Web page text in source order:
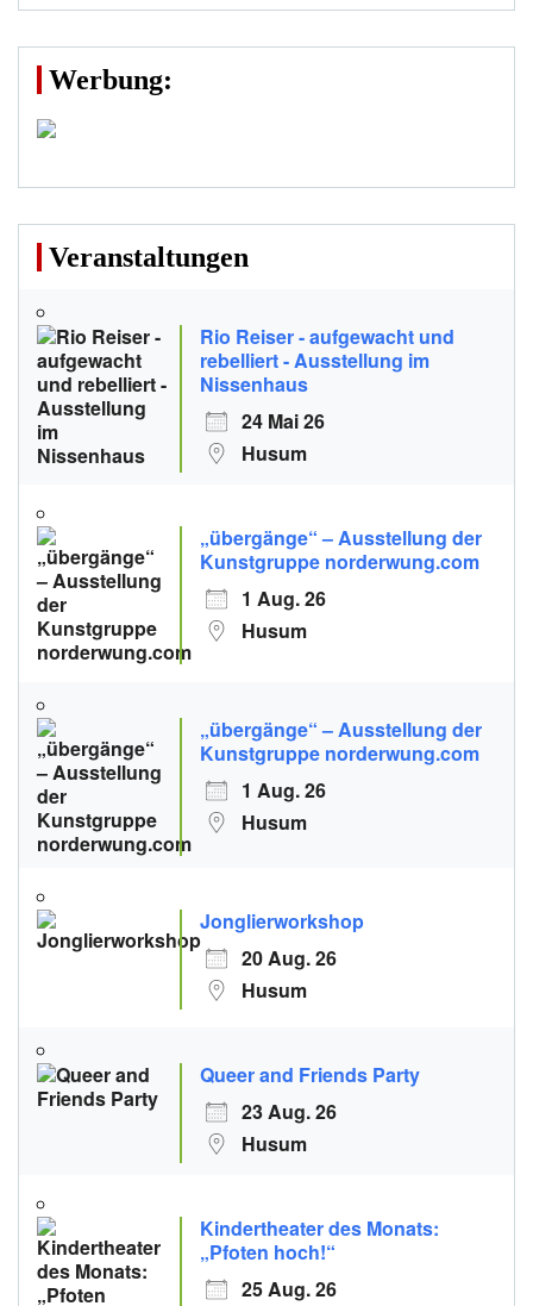
Werbung:
Veranstaltungen
Rio Reiser - aufgewacht und
rebelliert - Ausstellung im
Nissenhaus
24 Mai 26
Husum
„übergänge“ – Ausstellung der
Kunstgruppe norderwung.com
1 Aug. 26
Husum
„übergänge“ – Ausstellung der
Kunstgruppe norderwung.com
1 Aug. 26
Husum
Jonglierworkshop
20 Aug. 26
Husum
Queer and Friends Party
23 Aug. 26
Husum
Kindertheater des Monats:
„Pfoten hoch!“
25 Aug. 26